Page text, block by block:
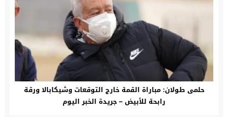
حلمى طولان: مباراة القمة خارج التوقعات وشيكابالا ورقة
رابحة للأبيض – جريدة الخبر اليوم